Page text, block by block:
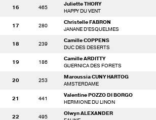
16 465
Juliette THORY
HAPPY DU VENT
17 280
Christelle FABRON
JANANE D'ESQUELMES
18 239
Camille COPPENS
DUC DES DESERTS
19 186
Camille ARDITTY
GUERNICA DES FORETS
20 253
Maroussia CUNY HARTOG
AMSTERDAME
21 441
Valentine POZZO DI BORGO
HERMIONE DU LINON
22 495
Olwyn ALEXANDER